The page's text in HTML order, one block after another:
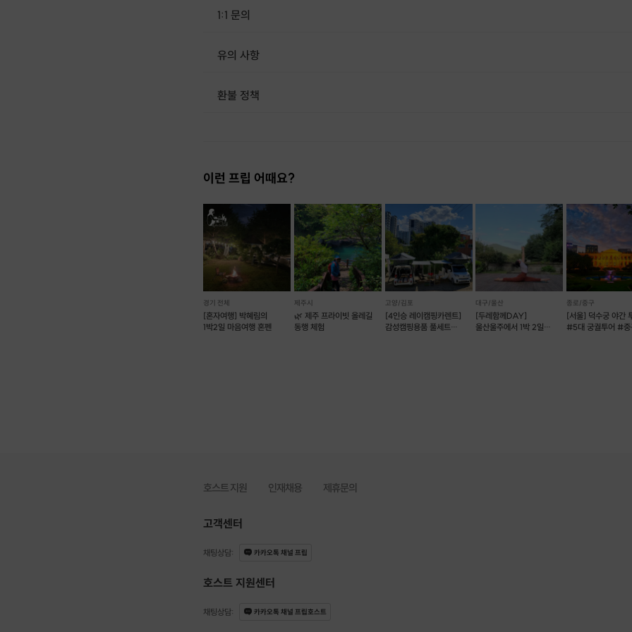
1:1 문의
유의 사항
환불 정책
이런 프립 어때요?
경기 전체
[혼자여행] 박혜림의
1박2일 마음여행 혼펜
제주시
🌿 제주 프라이빗 올레길
동행 체험
고양/김포
[4인승 레이캠핑카렌트]
감성캠핑용품 풀세트
대구/울산
[두레함께DAY]
울산울주에서 1박 2일
종로/중구
[서울] 덕수궁 야간
#5대 궁궐투어 #중
호스트 지원 인재채용 제휴문의
고객센터
채팅상담: 카카오톡 채널 프립
호스트 지원센터
채팅상담: 카카오톡 채널 프립호스트